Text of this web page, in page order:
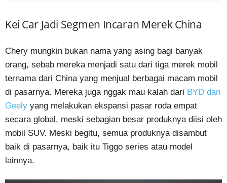
Kei Car Jadi Segmen Incaran Merek China
Chery mungkin bukan nama yang asing bagi banyak
orang, sebab mereka menjadi satu dari tiga merek mobil
ternama dari China yang menjual berbagai macam mobil
di pasarnya. Mereka juga nggak mau kalah dari BYD dan
Geely yang melakukan ekspansi pasar roda empat
secara global, meski sebagian besar produknya diisi oleh
mobil SUV. Meski begitu, semua produknya disambut
baik di pasarnya, baik itu Tiggo series atau model
lainnya.